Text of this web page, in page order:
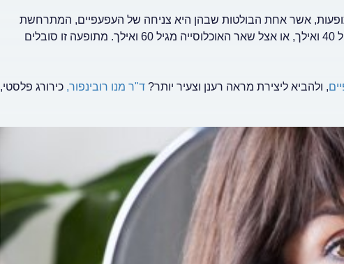
אשר אחת הבולטות שבהן היא צניחה של העפעפיים, המתרחשת
בדרך כלל אצל אנשים בעלי רגישות גנטית לתופעה, מגיל 40 ואילך, או אצל שאר האוכלוסייה מגיל 60 ואילך. מתופעה זו סובלים
, ולהביא ליצירת מראה רענן וצעיר יותר? ד"ר מנו רובינפור, כירורג פלסטי,